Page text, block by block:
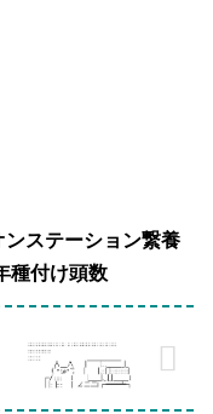
ンステーション繋養
種付け頭数